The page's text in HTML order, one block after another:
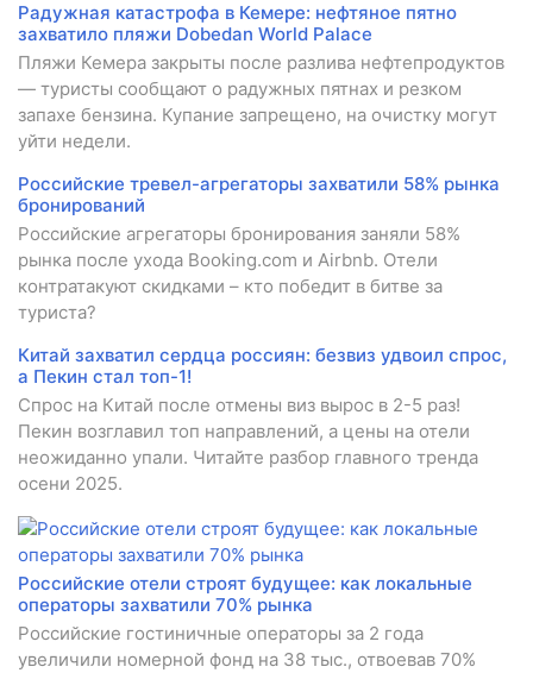
Радужная катастрофа в Кемере: нефтяное пятно
захватило пляжи Dobedan World Palace
Пляжи Кемера закрыты после разлива нефтепродуктов
— туристы сообщают о радужных пятнах и резком
запахе бензина. Купание запрещено, на очистку могут
уйти недели.
Российские тревел-агрегаторы захватили 58% рынка
бронирований
Российские агрегаторы бронирования заняли 58%
рынка после ухода Booking.com и Airbnb. Отели
контратакуют скидками – кто победит в битве за
туриста?
Китай захватил сердца россиян: безвиз удвоил спрос,
а Пекин стал топ-1!
Спрос на Китай после отмены виз вырос в 2-5 раз!
Пекин возглавил топ направлений, а цены на отели
неожиданно упали. Читайте разбор главного тренда
осени 2025.
Российские отели строят будущее: как локальные
операторы захватили 70% рынка
Российские гостиничные операторы за 2 года
увеличили номерной фонд на 38 тыс., отвоевав 70%